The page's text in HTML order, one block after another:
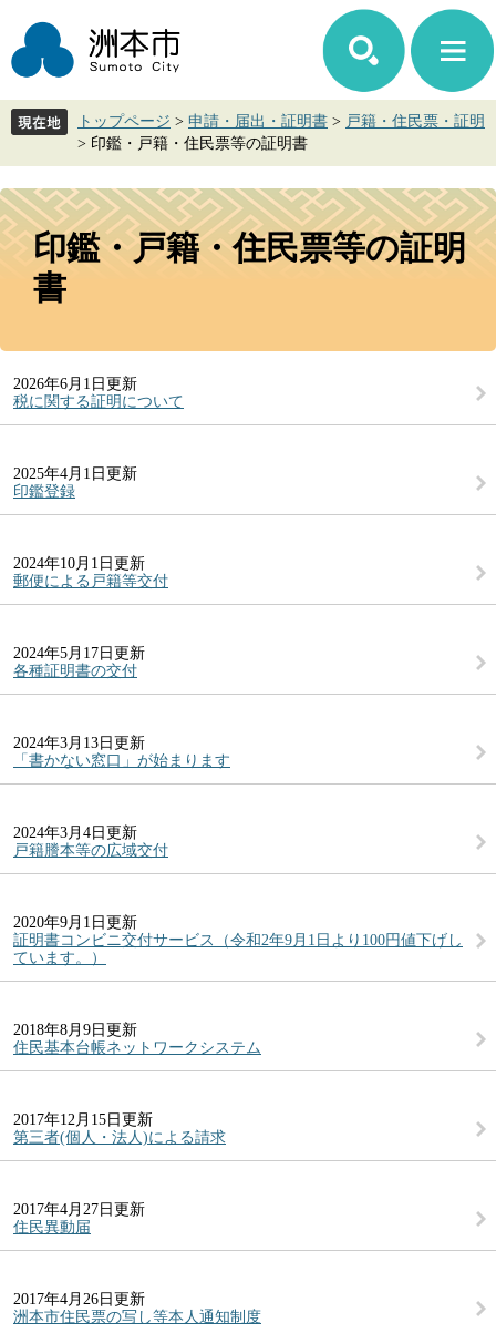
ジ
先
ュ
を
て
本
トップページ > 申請・届出・証明書 > 戸籍・住民票・証明
> 印鑑・戸籍・住民票等の証明書
本
文
印鑑・戸籍・住民票等の証明
書
2026年6月1日更新
税に関する証明について
2025年4月1日更新
印鑑登録
2024年10月1日更新
郵便による戸籍等交付
2024年5月17日更新
各種証明書の交付
2024年3月13日更新
「書かない窓口」が始まります
2024年3月4日更新
戸籍謄本等の広域交付
2020年9月1日更新
証明書コンビニ交付サービス（令和2年9月1日より100円値下げし
ています。）
2018年8月9日更新
住民基本台帳ネットワークシステム
2017年12月15日更新
第三者(個人・法人)による請求
2017年4月27日更新
住民異動届
2017年4月26日更新
洲本市住民票の写し等本人通知制度